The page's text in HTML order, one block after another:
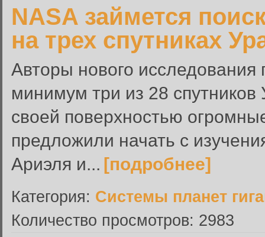
NASA займется
на трех спутниках
Авторы нового исследования
минимум три из 28 спутников
своей поверхностью
предложили начать с
Ариэля и... [подробнее]
Категория: Системы планет
Количество просмотров: 2983